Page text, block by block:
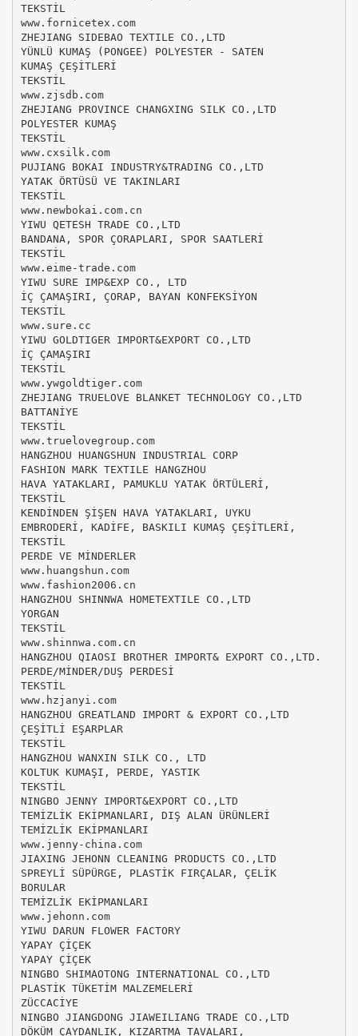
TEKSTİL
www.fornicetex.com
ZHEJIANG SIDEBAO TEXTILE CO.,LTD
YÜNLÜ KUMAŞ (PONGEE) POLYESTER - SATEN
KUMAŞ ÇEŞİTLERİ
TEKSTİL
www.zjsdb.com
ZHEJIANG PROVINCE CHANGXING SILK CO.,LTD
POLYESTER KUMAŞ
TEKSTİL
www.cxsilk.com
PUJIANG BOKAI INDUSTRY&TRADING CO.,LTD
YATAK ÖRTÜSÜ VE TAKINLARI
TEKSTİL
www.newbokai.com.cn
YIWU QETESH TRADE CO.,LTD
BANDANA, SPOR ÇORAPLARI, SPOR SAATLERİ
TEKSTİL
www.eime-trade.com
YIWU SURE IMP&EXP CO., LTD
İÇ ÇAMAŞIRI, ÇORAP, BAYAN KONFEKSİYON
TEKSTİL
www.sure.cc
YIWU GOLDTIGER IMPORT&EXPORT CO.,LTD
İÇ ÇAMAŞIRI
TEKSTİL
www.ywgoldtiger.com
ZHEJIANG TRUELOVE BLANKET TECHNOLOGY CO.,LTD
BATTANİYE
TEKSTİL
www.truelovegroup.com
HANGZHOU HUANGSHUN INDUSTRIAL CORP
FASHION MARK TEXTILE HANGZHOU
HAVA YATAKLARI, PAMUKLU YATAK ÖRTÜLERİ,
TEKSTİL
KENDİNDEN ŞİŞEN HAVA YATAKLARI, UYKU
EMBRODERİ, KADİFE, BASKILI KUMAŞ ÇEŞİTLERİ,
TEKSTİL
PERDE VE MİNDERLER
www.huangshun.com
www.fashion2006.cn
HANGZHOU SHINNWA HOMETEXTILE CO.,LTD
YORGAN
TEKSTİL
www.shinnwa.com.cn
HANGZHOU QIAOSI BROTHER IMPORT& EXPORT CO.,LTD.
PERDE/MİNDER/DUŞ PERDESİ
TEKSTİL
www.hzjanyi.com
HANGZHOU GREATLAND IMPORT & EXPORT CO.,LTD
ÇEŞİTLİ EŞARPLAR
TEKSTİL
HANGZHOU WANXIN SILK CO., LTD
KOLTUK KUMAŞI, PERDE, YASTIK
TEKSTİL
NINGBO JENNY IMPORT&EXPORT CO.,LTD
TEMİZLİK EKİPMANLARI, DIŞ ALAN ÜRÜNLERİ
TEMİZLİK EKİPMANLARI
www.jenny-china.com
JIAXING JEHONN CLEANING PRODUCTS CO.,LTD
SPREYLİ SÜPÜRGE, PLASTİK FIRÇALAR, ÇELİK
BORULAR
TEMİZLİK EKİPMANLARI
www.jehonn.com
YIWU DARUN FLOWER FACTORY
YAPAY ÇİÇEK
YAPAY ÇİÇEK
NINGBO SHIMAOTONG INTERNATIONAL CO.,LTD
PLASTİK TÜKETİM MALZEMELERİ
ZÜCCACİYE
NINGBO JIANGDONG JIAWEILIANG TRADE CO.,LTD
DÖKÜM ÇAYDANLIK, KIZARTMA TAVALARI,